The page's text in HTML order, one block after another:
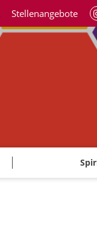
Stellenangebote